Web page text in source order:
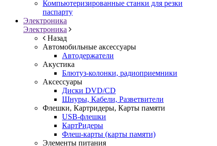
Компьютеризированные станки для резки
паспарту
Электроника
Электроника
Назад
Автомобильные аксессуары
Автодержатели
Акустика
Блютуз-колонки, радиоприемники
Аксессуары
Диски DVD/CD
Шнуры, Кабели, Разветвители
Флешки, Картридеры, Карты памяти
USB-флешки
КартРидеры
Флеш-карты (карты памяти)
Элементы питания